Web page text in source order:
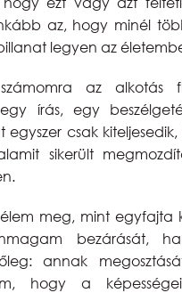
az, hogy minél
legyen az
az alkotás
írás, egy
egyszer csak kiteljesedik,
sikerült
meg, mint egyfajta
bezárását,
annak
hogy a